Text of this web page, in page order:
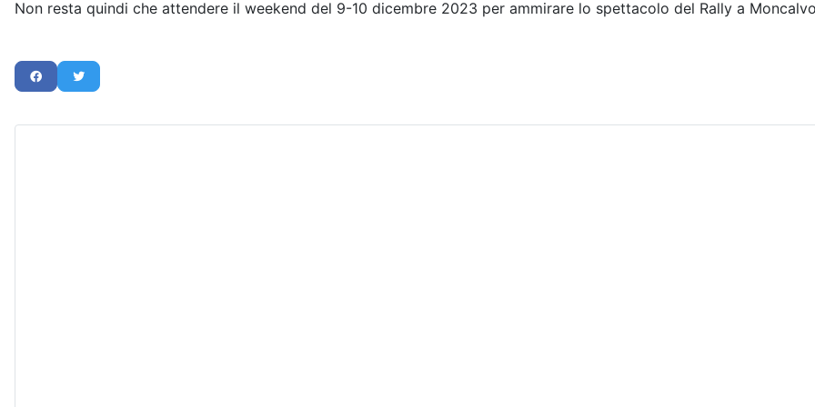
Non resta quindi che attendere il weekend del 9-10 dicembre 2023 per ammirare lo spettacolo del Rally a